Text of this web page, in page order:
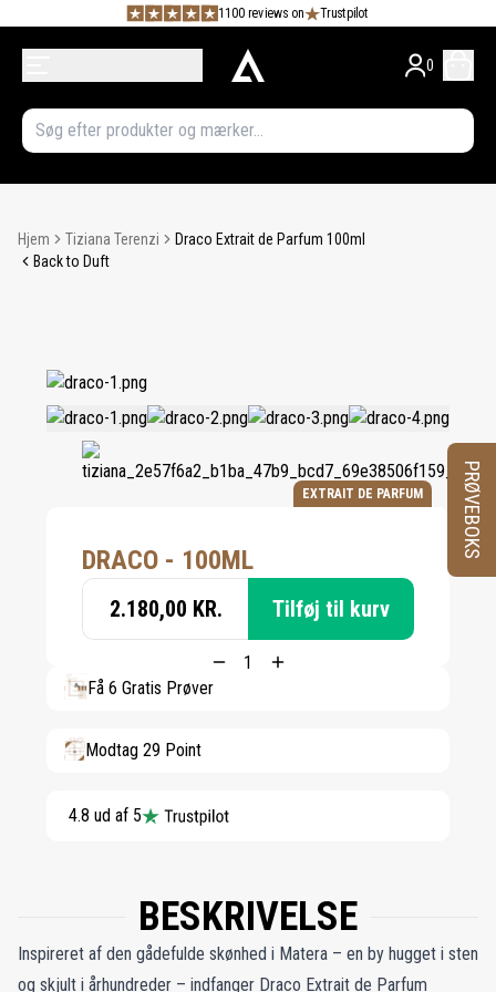
1100 reviews on Trustpilot
0
Hjem Tiziana Terenzi
Draco Extrait de Parfum 100ml
Back to Duft
EXTRAIT DE PARFUM
DRACO - 100ML
2.180,00 KR. Tilføj til kurv
Få 6 Gratis Prøver
Modtag 29 Point
4.8 ud af 5
BESKRIVELSE
Inspireret af den gådefulde skønhed i Matera – en by hugget i sten
og skjult i århundreder – indfanger Draco Extrait de Parfum
PRØVEBOKS